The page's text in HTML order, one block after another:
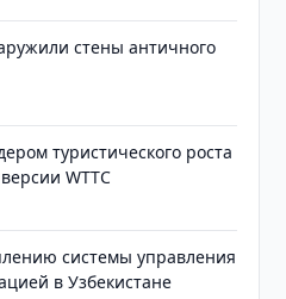
стены античного
туристического роста
WTTC
системы управления
в Узбекистане